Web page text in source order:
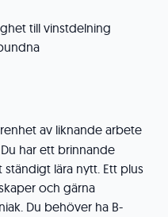
till vinstdelning
av liknande arbete
har ett brinnande
lära nytt. Ett plus
och gärna
Du behöver ha B-